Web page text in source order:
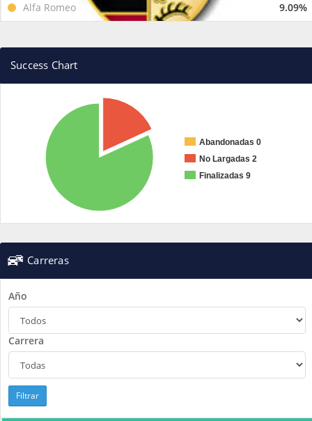
Alfa Romeo 9.09%
Success Chart
Abandonadas 0
No Largadas 2
Finalizadas 9
Carreras
Año
Carrera
Filtrar